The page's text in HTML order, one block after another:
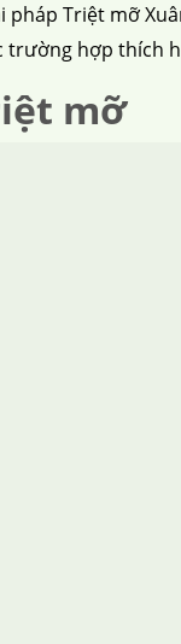
Triệt mỡ
trường hợp thích
mỡ